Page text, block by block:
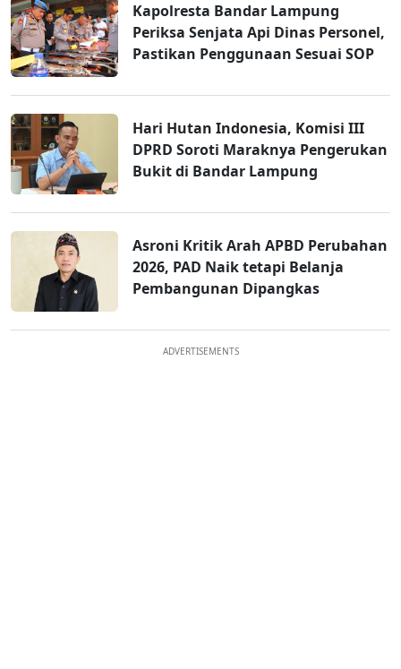
Kapolresta Bandar Lampung
Periksa Senjata Api Dinas Personel,
Pastikan Penggunaan Sesuai SOP
Hari Hutan Indonesia, Komisi III
DPRD Soroti Maraknya Pengerukan
Bukit di Bandar Lampung
Asroni Kritik Arah APBD Perubahan
2026, PAD Naik tetapi Belanja
Pembangunan Dipangkas
ADVERTISEMENTS